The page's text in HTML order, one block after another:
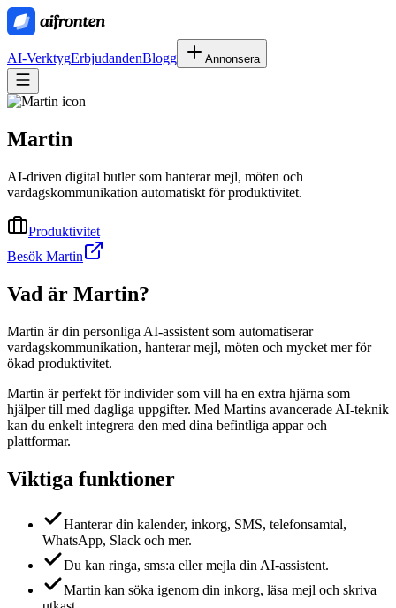
AI-VerktygErbjudandenBlogg Annonsera
Martin
AI-driven digital butler som hanterar mejl, möten och
vardagskommunikation automatiskt för produktivitet.
Produktivitet
Besök Martin
Vad är Martin?
Martin är din personliga AI-assistent som automatiserar
vardagskommunikation, hanterar mejl, möten och mycket mer för
ökad produktivitet.
Martin är perfekt för individer som vill ha en extra hjärna som
hjälper till med dagliga uppgifter. Med Martins avancerade AI-teknik
kan du enkelt integrera den med dina befintliga appar och
plattformar.
Viktiga funktioner
Hanterar din kalender, inkorg, SMS, telefonsamtal,
WhatsApp, Slack och mer.
Du kan ringa, sms:a eller mejla din AI-assistent.
Martin kan söka igenom din inkorg, läsa mejl och skriva